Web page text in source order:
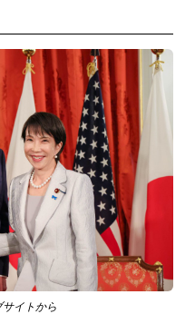
イトから